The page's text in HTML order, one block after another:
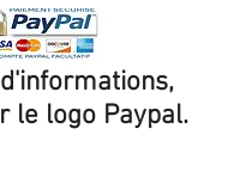
le logo Paypal.